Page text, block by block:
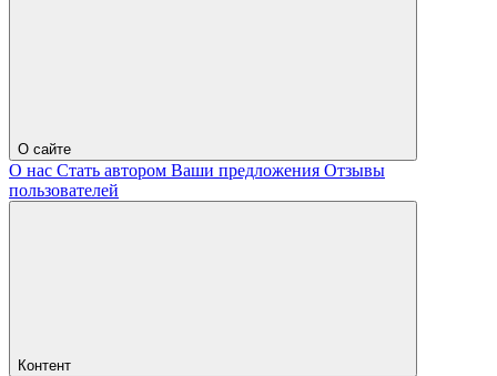
О сайте
О нас Стать автором Ваши предложения Отзывы
пользователей
Контент